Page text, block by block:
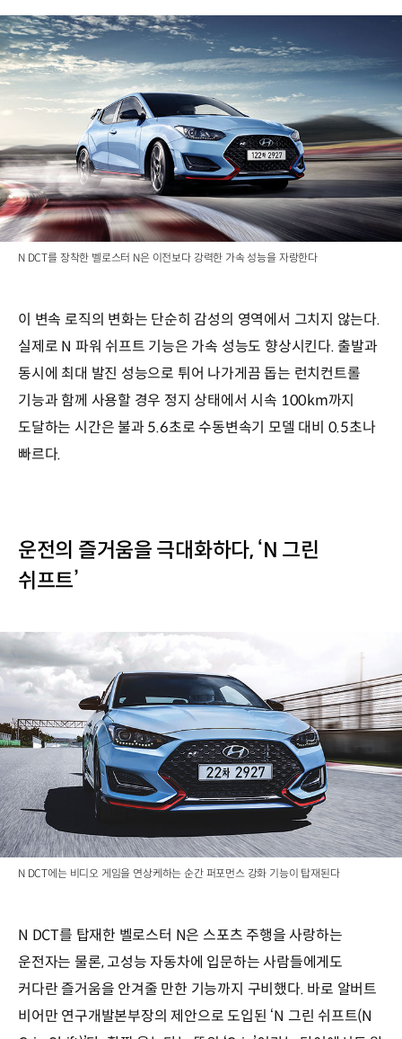
N DCT를 장착한 벨로스터 N은 이전보다 강력한 가속 성능을 자랑한다
이 변속 로직의 변화는 단순히 감성의 영역에서 그치지 않는다.
실제로 N 파워 쉬프트 기능은 가속 성능도 향상시킨다. 출발과
동시에 최대 발진 성능으로 튀어 나가게끔 돕는 런치컨트롤
기능과 함께 사용할 경우 정지 상태에서 시속 100km까지
도달하는 시간은 불과 5.6초로 수동변속기 모델 대비 0.5초나
빠르다.
운전의 즐거움을 극대화하다, ‘N 그린
쉬프트’
N DCT에는 비디오 게임을 연상케하는 순간 퍼포먼스 강화 기능이 탑재된다
N DCT를 탑재한 벨로스터 N은 스포츠 주행을 사랑하는
운전자는 물론, 고성능 자동차에 입문하는 사람들에게도
커다란 즐거움을 안겨줄 만한 기능까지 구비했다. 바로 알버트
비어만 연구개발본부장의 제안으로 도입된 ‘N 그린 쉬프트(N